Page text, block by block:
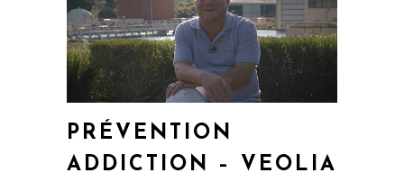
PRÉVENTION
ADDICTION – VEOLIA